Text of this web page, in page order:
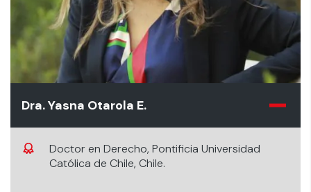
Dra. Yasna Otarola E.
Doctor en Derecho, Pontificia Universidad
Católica de Chile, Chile.